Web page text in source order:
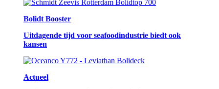
Bolidt Booster
Uitdagende tijd voor seafoodindustrie biedt ook
kansen
Actueel